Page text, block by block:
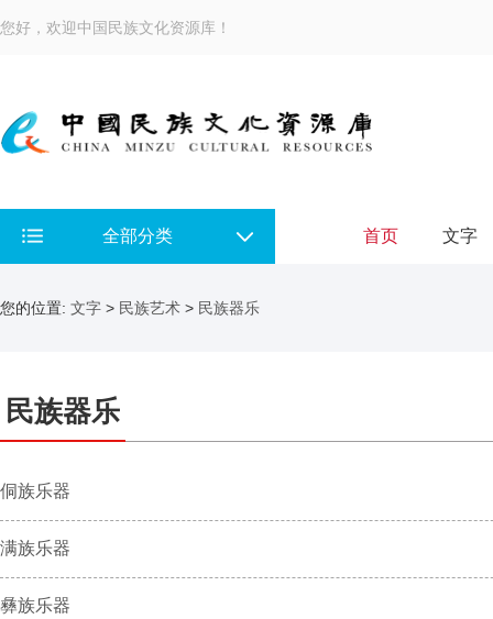
您好，欢迎中国民族文化资源库！
全部分类 首页 文字
您的位置: 文字 > 民族艺术 > 民族器乐
民族器乐
侗族乐器
满族乐器
彝族乐器